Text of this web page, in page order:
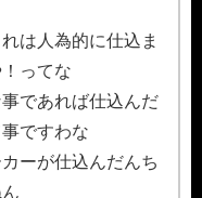
は人為的に仕込ま
ってな
であれば仕込んだ
ですわな
ーが仕込んだんち